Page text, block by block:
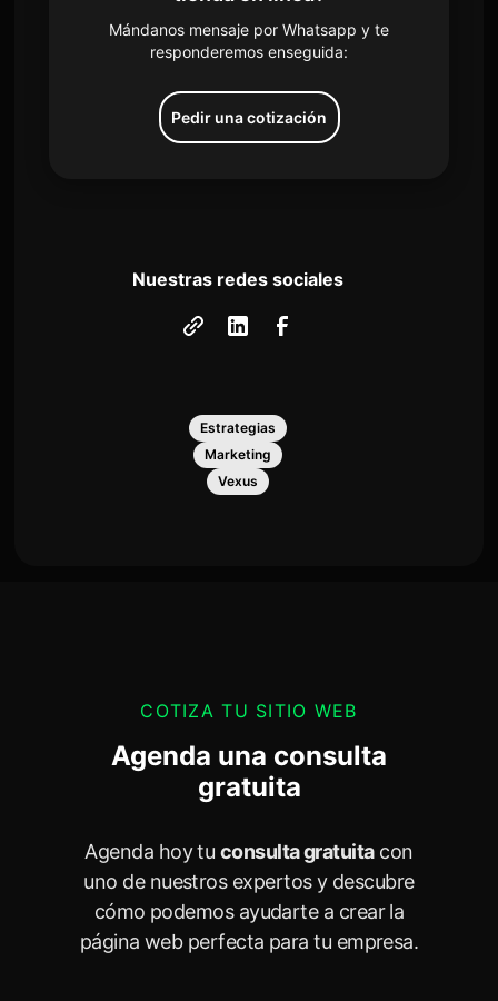
Mándanos mensaje por Whatsapp y te
responderemos enseguida:
Pedir una cotización
Nuestras redes sociales
Estrategias
Marketing
Vexus
COTIZA TU SITIO WEB
Agenda una consulta
gratuita
Agenda hoy tu consulta gratuitacon
uno de nuestros expertos y descubre
cómo podemos ayudarte a crear la
página web perfecta para tu empresa.